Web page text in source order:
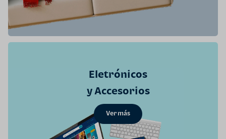
Eletrónicos
y Accesorios
Ver más